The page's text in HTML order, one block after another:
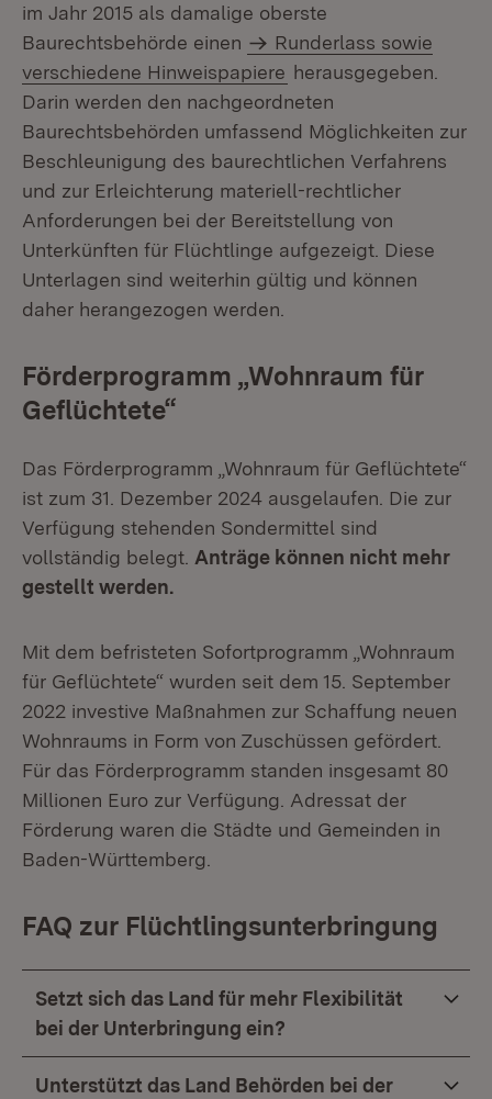
im Jahr 2015 als damalige oberste
Baurechtsbehörde einen
Runderlass sowie
verschiedene Hinweispapiere herausgegeben.
Darin werden den nachgeordneten
Baurechtsbehörden umfassend Möglichkeiten zur
Beschleunigung des baurechtlichen Verfahrens
und zur Erleichterung materiell-rechtlicher
Anforderungen bei der Bereitstellung von
Unterkünften für Flüchtlinge aufgezeigt. Diese
Unterlagen sind weiterhin gültig und können
daher herangezogen werden.
Förderprogramm „Wohnraum für
Geflüchtete“
Das Förderprogramm „Wohnraum für Geflüchtete“
ist zum 31. Dezember 2024 ausgelaufen. Die zur
Verfügung stehenden Sondermittel sind
vollständig belegt. Anträge können nicht mehr
gestellt werden.
Mit dem befristeten Sofortprogramm „Wohnraum
für Geflüchtete“ wurden seit dem 15. September
2022 investive Maßnahmen zur Schaffung neuen
Wohnraums in Form von Zuschüssen gefördert.
Für das Förderprogramm standen insgesamt 80
Millionen Euro zur Verfügung. Adressat der
Förderung waren die Städte und Gemeinden in
Baden-Württemberg.
FAQ zur Flüchtlingsunterbringung
Setzt sich das Land für mehr Flexibilität
bei der Unterbringung ein?
Unterstützt das Land Behörden bei der